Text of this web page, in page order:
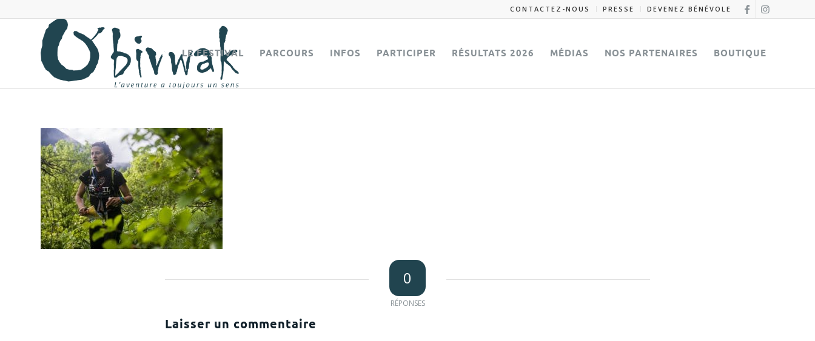
CONTACTEZ-NOUS PRESSE DEVENEZ BÉNÉVOLE
LE FESTIVAL PARCOURS INFOS PARTICIPER RÉSULTATS 2026 MÉDIAS NOS PARTENAIRES BOUTIQUE
0
RÉPONSES
Laisser un commentaire